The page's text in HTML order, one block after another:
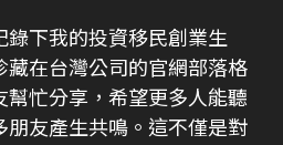
錄下我的投資移民創業生
藏在台灣公司的官網部落格
忙分享，希望更多人能聽
朋友產生共鳴。這不僅是對